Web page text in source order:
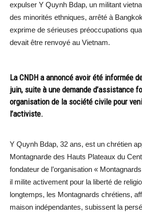
expulser Y Quynh Bdap, un militant
des minorités ethniques, arrêté à
exprime de sérieuses préoccupations
devait être renvoyé au Vietnam.
La CNDH a annoncé avoir été informée
juin, suite à une demande d’assistance
organisation de la société civile pour
l’activiste.
Y Quynh Bdap, 32 ans, est un chrétien
Montagnarde des Hauts Plateaux du
fondateur de l’organisation «
il milite activement pour la liberté de
longtemps, les Montagnards chrétiens,
maison indépendantes, subissent la